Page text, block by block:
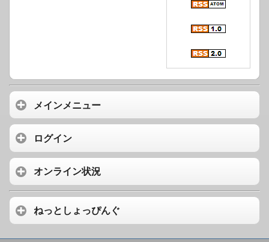
メインメニュー
ログイン
オンライン状況
ねっとしょっぴんぐ